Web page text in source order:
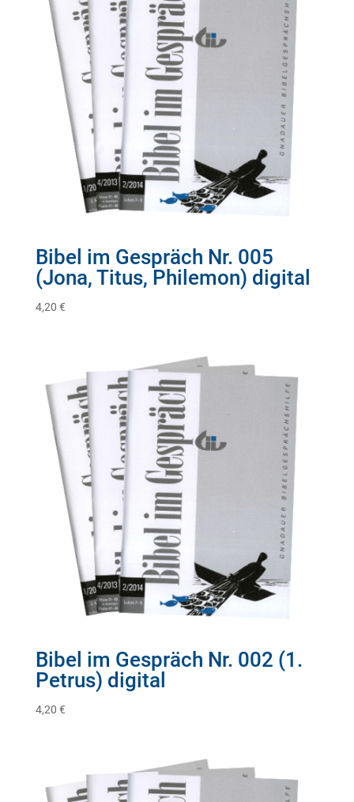
Bibel im Gespräch Nr. 005
(Jona, Titus, Philemon) digital
4,20 €
Bibel im Gespräch Nr. 002 (1.
Petrus) digital
4,20 €